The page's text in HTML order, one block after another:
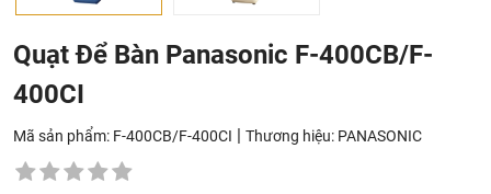
Quạt Để Bàn Panasonic F-400CB/F-
400CI
Mã sản phẩm: F-400CB/F-400CI | Thương hiệu: PANASONIC